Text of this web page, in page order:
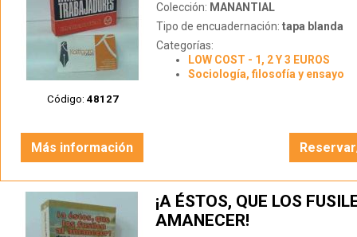
Código: 48127
Colección: MANANTIAL
Tipo de encuadernación: tapa blanda
Categorías:
LOW COST - 1, 2 Y 3 EUROS
Sociología, filosofía y ensayo
Más información
¡A ÉSTOS, QUE LOS
AMANECER!